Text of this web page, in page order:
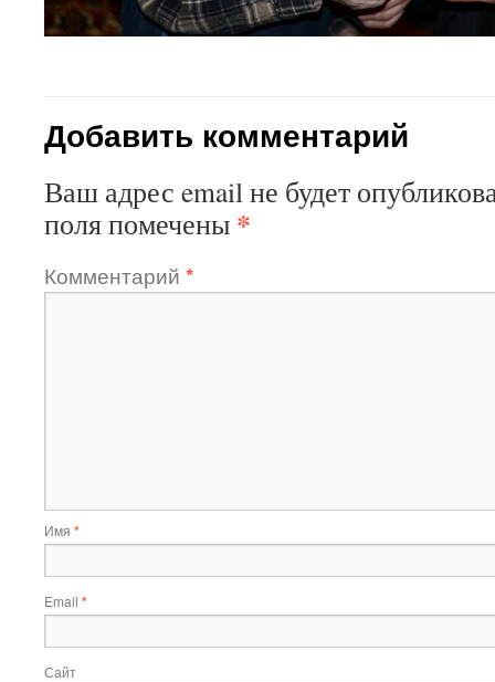
Добавить комментарий
Ваш адрес email не будет
поля помечены *
Комментарий *
Имя *
Email *
Сайт